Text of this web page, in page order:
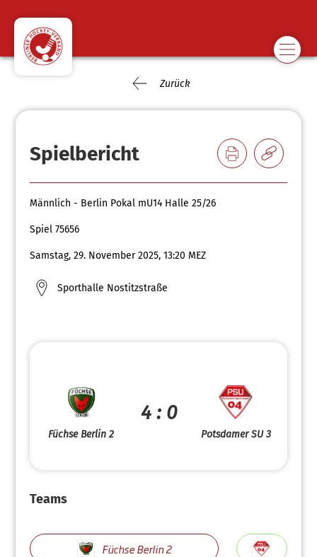
Zurück
Spielbericht
Männlich - Berlin Pokal mU14 Halle 25/26
Spiel 75656
Samstag, 29. November 2025, 13:20 MEZ
Sporthalle Nostitzstraße
Füchse Berlin 2
4 : 0
Potsdamer SU 3
Teams
Füchse Berlin 2